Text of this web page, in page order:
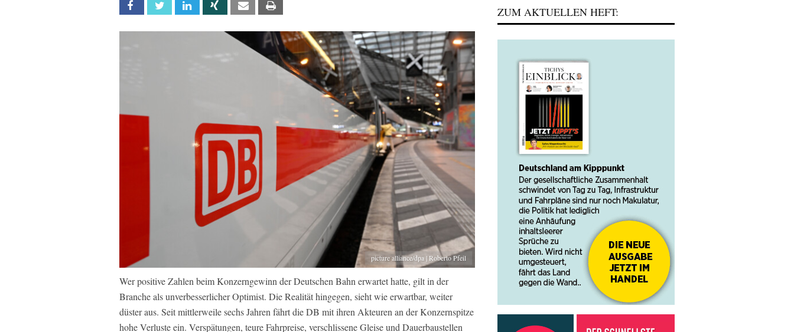
Facebook Twitter Linkedin Xing Email
picture alliance/dpa | Roberto Pfeil
Wer positive Zahlen beim Konzerngewinn der Deutschen Bahn erwartet hatte, gilt in der
Branche als unverbesserlicher Optimist. Die Realität hingegen, sieht wie erwartbar, weiter
düster aus. Seit mittlerweile sechs Jahren fährt die DB mit ihren Akteuren an der Konzernspitze
hohe Verluste ein. Verspätungen, teure Fahrpreise, verschlissene Gleise und Dauerbaustellen
ZUM AKTUELLEN HEFT: